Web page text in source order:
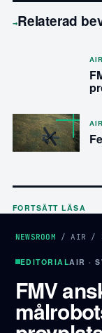
→Relaterad
FORTSÄTT LÄSA
NEWSROOM / AIR /
EDITORIALAIR ·
FMV